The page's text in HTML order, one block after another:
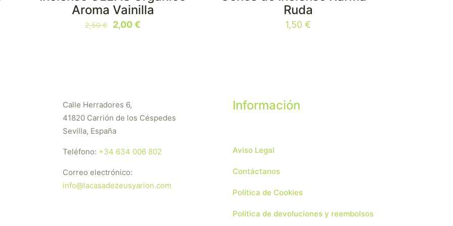
Aroma Vainilla
2,50€
El
2,00€
Ruda
1,50€
Calle Herradores 6,
41820 Carrión de los Céspedes
Sevilla, España
Teléfono: +34 634 006 802
Correo electrónico:
info@lacasadezeusyarion.com
Información
Aviso Legal
Contáctanos
Política de Cookies
Política de devoluciones y reembolsos